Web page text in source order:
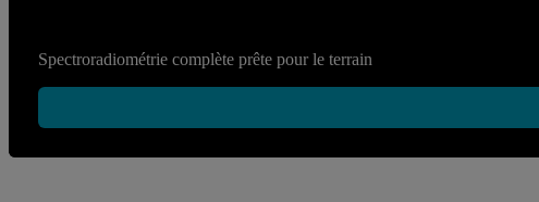
Spectroradiométrie complète prête pour le terrain